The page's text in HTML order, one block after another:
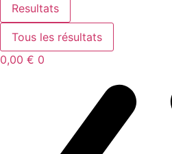
Resultats
Tous les résultats
0,00 € 0